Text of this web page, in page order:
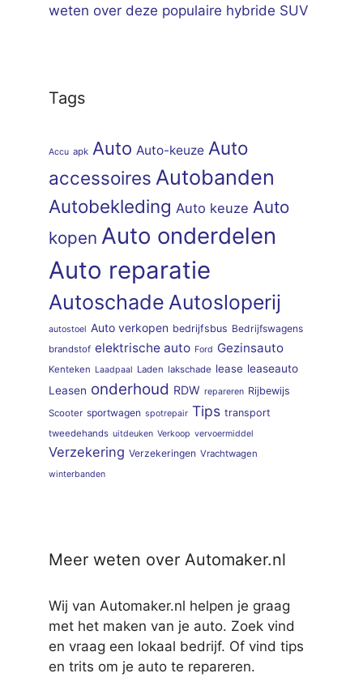
weten over deze populaire hybride SUV
Tags
Accu apk Auto Auto-keuze Auto
accessoires Autobanden
Autobekleding Auto keuze Auto
kopen Auto onderdelen
Auto reparatie
Autoschade Autosloperij
autostoel Auto verkopen bedrijfsbus Bedrijfswagens
brandstof elektrische auto Ford Gezinsauto
Kenteken Laadpaal Laden lakschade lease leaseauto
Leasen onderhoud RDW repareren Rijbewijs
Scooter sportwagen spotrepair Tips transport
tweedehands uitdeuken Verkoop vervoermiddel
Verzekering Verzekeringen Vrachtwagen
winterbanden
Meer weten over Automaker.nl
Wij van Automaker.nl helpen je graag
met het maken van je auto. Zoek vind
en vraag een lokaal bedrijf. Of vind tips
en trits om je auto te repareren.